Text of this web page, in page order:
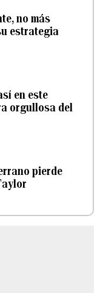
no más
estrategia
en este
orgullosa del
pierde